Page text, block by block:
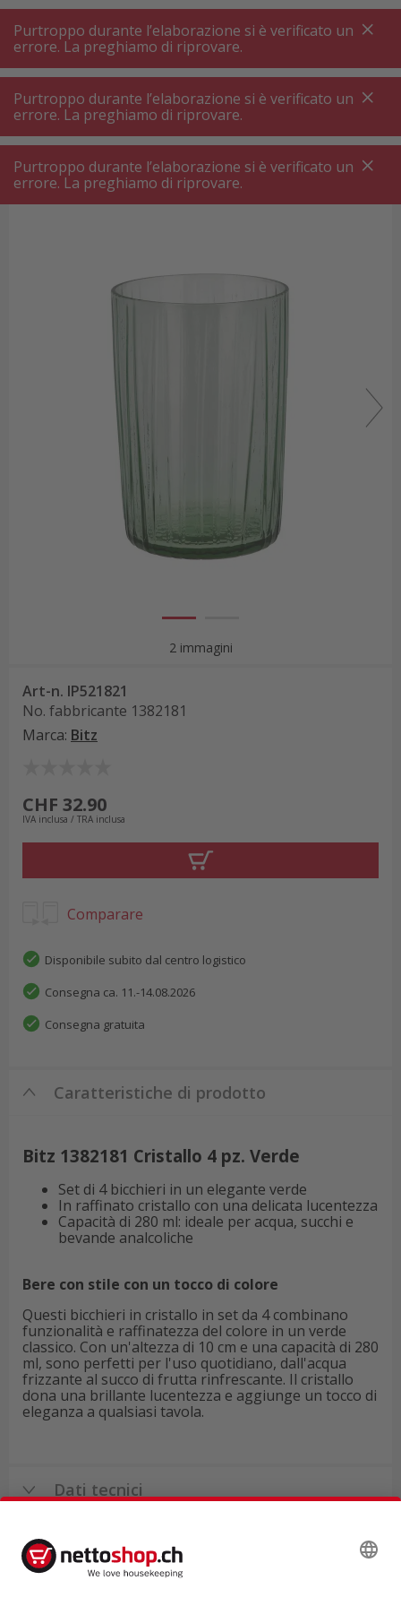
A +++
A+++
A +++
A+++
MyPost
MyPost
MENU RICERCA
Bicchieri Bitz 1382181 Cristallo 4 pz. Verde
Bitz 1382181 Cristallo 4 pz. Verde
2 immagini
Art-n. IP521821
No. fabbricante 1382181
Marca: Bitz
CHF 32.90
IVA inclusa / TRA inclusa
Comparare
Disponibile subito dal centro logistico
Consegna ca. 11.-14.08.2026
Consegna gratuita
Caratteristiche di prodotto
Bitz 1382181 Cristallo 4 pz. Verde
Set di 4 bicchieri in un elegante verde
In raffinato cristallo con una delicata lucentezza
Capacità di 280 ml: ideale per acqua, succhi e
bevande analcoliche
Bere con stile con un tocco di colore
Questi bicchieri in cristallo in set da 4 combinano
funzionalità e raffinatezza del colore in un verde
classico. Con un'altezza di 10 cm e una capacità di 280
ml, sono perfetti per l'uso quotidiano, dall'acqua
frizzante al succo di frutta rinfrescante. Il cristallo
dona una brillante lucentezza e aggiunge un tocco di
eleganza a qualsiasi tavola.
Dati tecnici
Purtroppo durante l’elaborazione si è verificato un
errore. La preghiamo di riprovare.
Purtroppo durante l’elaborazione si è verificato un
errore. La preghiamo di riprovare.
Purtroppo durante l’elaborazione si è verificato un
errore. La preghiamo di riprovare.